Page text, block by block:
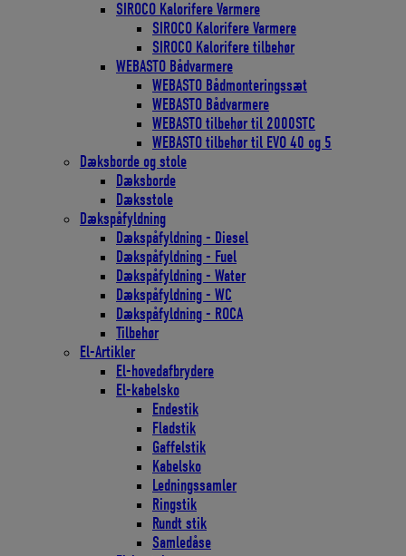
SIROCO Kalorifere Varmere
SIROCO Kalorifere Varmere
SIROCO Kalorifere tilbehør
WEBASTO Bådvarmere
WEBASTO Bådmonteringssæt
WEBASTO Bådvarmere
WEBASTO tilbehør til 2000STC
WEBASTO tilbehør til EVO 40 og 5
Dæksborde og stole
Dæksborde
Dæksstole
Dækspåfyldning
Dækspåfyldning - Diesel
Dækspåfyldning - Fuel
Dækspåfyldning - Water
Dækspåfyldning - WC
Dækspåfyldning - ROCA
Tilbehør
El-Artikler
El-hovedafbrydere
El-kabelsko
Endestik
Fladstik
Gaffelstik
Kabelsko
Ledningssamler
Ringstik
Rundt stik
Samledåse